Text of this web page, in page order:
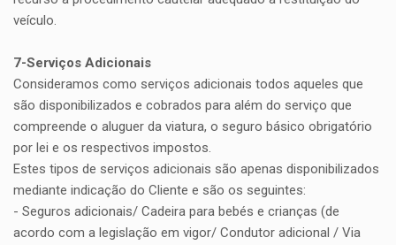
veículo.
7-Serviços Adicionais
Consideramos como serviços adicionais todos aqueles que
são disponibilizados e cobrados para além do serviço que
compreende o aluguer da viatura, o seguro básico obrigatório
por lei e os respectivos impostos.
Estes tipos de serviços adicionais são apenas disponibilizados
mediante indicação do Cliente e são os seguintes:
- Seguros adicionais/ Cadeira para bebés e crianças (de
acordo com a legislação em vigor/ Condutor adicional / Via